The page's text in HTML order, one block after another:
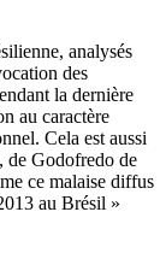
analysés
des
la dernière
au caractère
Cela est aussi
de Godofredo de
ce malaise diffus
au Brésil »